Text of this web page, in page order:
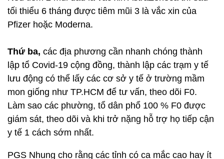
tối thiểu 6 tháng được tiêm mũi 3 là vắc xin của
Pfizer hoặc Moderna.
Thứ ba, các địa phương cần nhanh chóng thành
lập tổ Covid-19 cộng đồng, thành lập các trạm y tế
lưu động có thể lấy các cơ sở y tế ở trường mầm
mon giống như TP.HCM để tư vấn, theo dõi F0.
Làm sao các phường, tổ dân phổ 100 % F0 được
giám sát, theo dõi và khi trở nặng hỗ trợ họ tiếp cận
y tế 1 cách sớm nhất.
PGS Nhung cho rằng các tỉnh có ca mắc cao hay ít